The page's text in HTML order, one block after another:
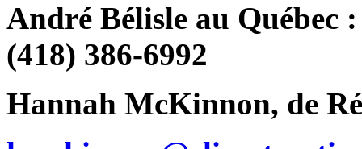
André Bélisle au Québec
(418) 386-6992
Hannah McKinnon, de